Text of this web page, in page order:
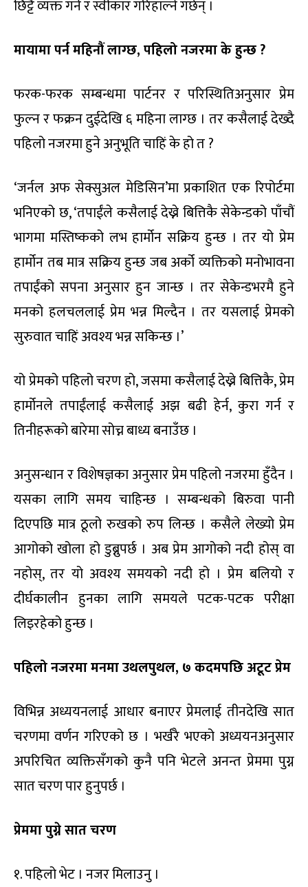
छिट्टै व्यक्त गर्ने र स्वीकार गरिहाल्ने गर्छन् ।
मायामा पर्न महिनौं लाग्छ,पहिलो नजरमा के हुन्छ ?
फरक-फरक सम्बन्धमा पार्टनर र परिस्थितिअनुसार प्रेम
फुल्न र फक्रन दुईदेखि ६ महिना लाग्छ । तर कसैलाई देख्दै
पहिलो नजरमा हुने अनुभूति चाहिं के हो त ?
‘जर्नल अफ सेक्सुअल मेडिसिन’मा प्रकाशित एक रिपोर्टमा
भनिएको छ, ‘तपाईंले कसैलाई देख्ने बित्तिकै सेकेन्डको पाँचौं
भागमा मस्तिष्कको लभ हार्मोन सक्रिय हुन्छ । तर यो प्रेम
हार्मोन तब मात्र सक्रिय हुन्छ जब अर्को व्यक्तिको मनोभावना
तपाईंको सपना अनुसार हुन जान्छ । तर सेकेन्डभरमै हुने
मनको हलचललाई प्रेम भन्न मिल्दैन । तर यसलाई प्रेमको
सुरुवात चाहिं अवश्य भन्न सकिन्छ ।’
यो प्रेमको पहिलो चरण हो, जसमा कसैलाई देख्ने बित्तिकै, प्रेम
हार्मोनले तपाईंलाई कसैलाई अझ बढी हेर्न, कुरा गर्न र
तिनीहरूको बारेमा सोच्न बाध्य बनाउँछ ।
अनुसन्धान र विशेषज्ञका अनुसार प्रेम पहिलो नजरमा हुँदैन ।
यसका लागि समय चाहिन्छ । सम्बन्धको बिरुवा पानी
दिएपछि मात्र ठूलो रुखको रुप लिन्छ । कसैले लेख्यो प्रेम
आगोको खोला हो डुब्नुपर्छ । अब प्रेम आगोको नदी होस् वा
नहोस्, तर यो अवश्य समयको नदी हो । प्रेम बलियो र
दीर्घकालीन हुनका लागि समयले पटक-पटक परीक्षा
लिइरहेको हुन्छ ।
पहिलो नजरमा मनमा उथलपुथल, ७ कदमपछि अटूट प्रेम
विभिन्न अध्ययनलाई आधार बनाएर प्रेमलाई तीनदेखि सात
चरणमा वर्णन गरिएको छ । भर्खरै भएको अध्ययनअनुसार
अपरिचित व्यक्तिसँगको कुनै पनि भेटले अनन्त प्रेममा पुग्न
सात चरण पार हुनुपर्छ ।
प्रेममापुग्नेसात चरण
१. पहिलो भेट । नजर मिलाउनु ।